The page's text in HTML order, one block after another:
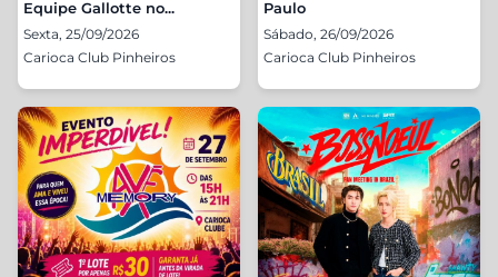
Equipe Gallotte no...
Sexta, 25/09/2026
Carioca Club Pinheiros
Paulo
Sábado, 26/09/2026
Carioca Club Pinheiros